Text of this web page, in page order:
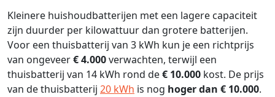
Kleinere huishoudbatterijen met een lagere capaciteit
zijn duurder per kilowattuur dan grotere batterijen.
Voor een thuisbatterij van 3 kWh kun je een richtprijs
van ongeveer€ 4.000verwachten, terwijl een
thuisbatterij van 14 kWh rond de€ 10.000 kost. De prijs
van de thuisbatterij 20 kWh is nog hoger dan € 10.000.